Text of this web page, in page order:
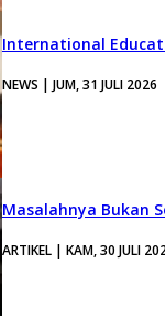
International
NEWS | JUM, 31 JULI 2026
Masalahnya Bukan
ARTIKEL | KAM, 30 JULI